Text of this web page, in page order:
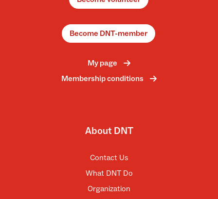
Become DNT-member
My page
Membership conditions
About DNT
Contact Us
What DNT Do
Organization